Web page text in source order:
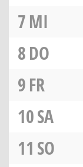
7MI
8DO
9FR
10SA
11 SO